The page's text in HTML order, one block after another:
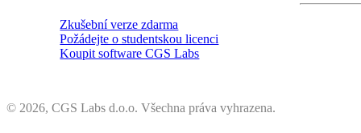
Zkušební verze zdarma
Požádejte o studentskou licenci
Koupit software CGS Labs
© 2026, CGS Labs d.o.o. Všechna práva vyhrazena.